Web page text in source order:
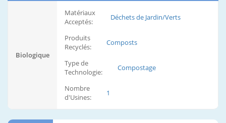
Biologique
Matériaux
Acceptés:
Déchets de Jardin/Verts
Produits
Recyclés:
Composts
Type de
Technologie:
Compostage
Nombre
d'Usines:
1